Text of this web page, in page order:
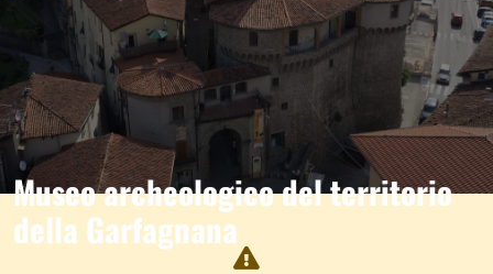
Museo archeologico del territorio
della Garfagnana